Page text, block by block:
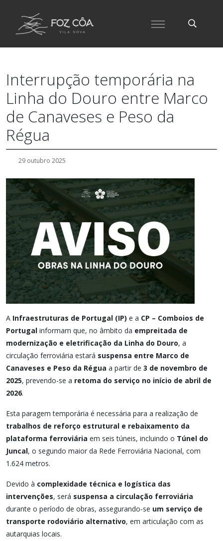
Interrupção temporária na
Linha do Douro entre Marco
de Canaveses e Peso da
Régua
29 outubro 2025
A Infraestruturas de Portugal (IP) e a CP – Comboios de
Portugal informam que, no âmbito da empreitada de
modernização e eletrificação da Linha do Douro, a
circulação ferroviária estará suspensa entre Marco de
Canaveses e Peso da Régua a partir de 3 de novembro de
2025, prevendo-se a retoma do serviço no início de abril de
2026.
Esta paragem temporária é necessária para a realização de
trabalhos de reforço estrutural e rebaixamento da
plataforma ferroviária em seis túneis, incluindo o Túnel do
Juncal, o segundo maior da Rede Ferroviária Nacional, com
1.624 metros.
Devido à complexidade técnica e logística das
intervenções, será suspensa a circulação ferroviária
durante o período de obras, assegurando-se um serviço de
transporte rodoviário alternativo, em articulação com as
autarquias locais.